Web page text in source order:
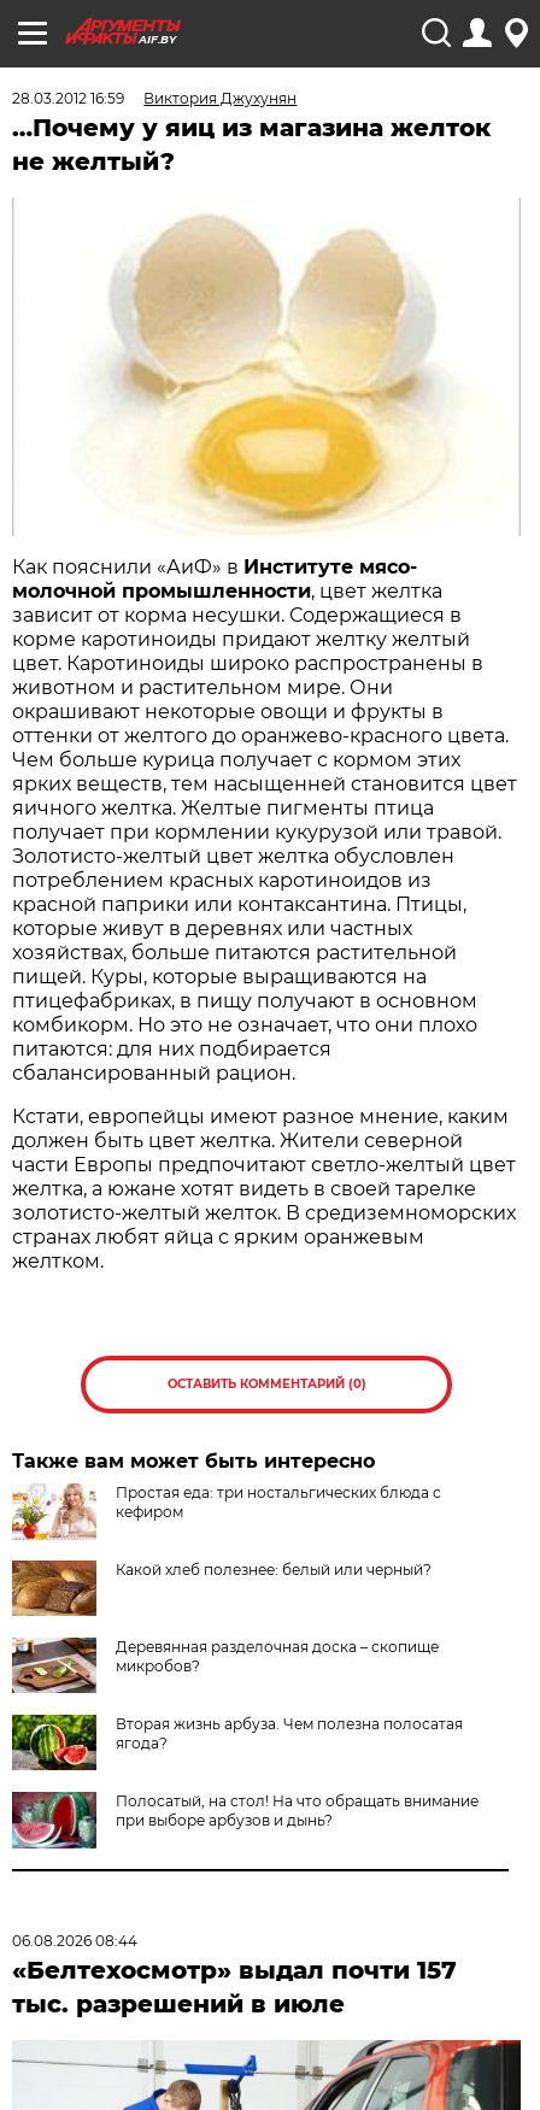
AIF.BY
28.03.2012 16:59 Виктория Джухунян
…Почему у яиц из магазина желток
не желтый?
Как пояснили «АиФ» в Институте мясо-
молочной промышленности, цвет желтка
зависит от корма несушки. Содержащиеся в
корме каротиноиды придают желтку желтый
цвет. Каротиноиды широко распространены в
животном и растительном мире. Они
окрашивают некоторые овощи и фрукты в
оттенки от желтого до оранжево-красного цвета.
Чем больше курица получает с кормом этих
ярких веществ, тем насыщенней становится цвет
яичного желтка. Желтые пигменты птица
получает при кормлении кукурузой или травой.
Золотисто-желтый цвет желтка обусловлен
потреблением красных каротиноидов из
красной паприки или контаксантина. Птицы,
которые живут в деревнях или частных
хозяйствах, больше питаются растительной
пищей. Куры, которые выращиваются на
птицефабриках, в пищу получают в основном
комбикорм. Но это не означает, что они плохо
питаются: для них подбирается
сбалансированный рацион.
Кстати, европейцы имеют разное мнение, каким
должен быть цвет желтка. Жители северной
части Европы предпочитают светло-желтый цвет
желтка, а южане хотят видеть в своей тарелке
золотисто-желтый желток. В средиземноморских
странах любят яйца с ярким оранжевым
желтком.
ОСТАВИТЬ КОММЕНТАРИЙ (0)
Также вам может быть интересно
Простая еда: три ностальгических блюда с
кефиром
Какой хлеб полезнее: белый или черный?
Деревянная разделочная доска – скопище
микробов?
Вторая жизнь арбуза. Чем полезна полосатая
ягода?
Полосатый, на стол! На что обращать внимание
при выборе арбузов и дынь?
06.08.2026 08:44
«Белтехосмотр» выдал почти 157
тыс. разрешений в июле